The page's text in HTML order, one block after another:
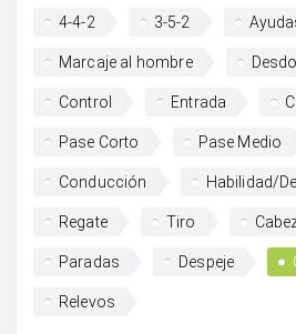
4-4-2 3-5-2
Marcaje al hombre
Control Entrada
Pase Corto Pase Medio
Conducción Habilidad/
Regate Tiro
Paradas Despeje
Relevos